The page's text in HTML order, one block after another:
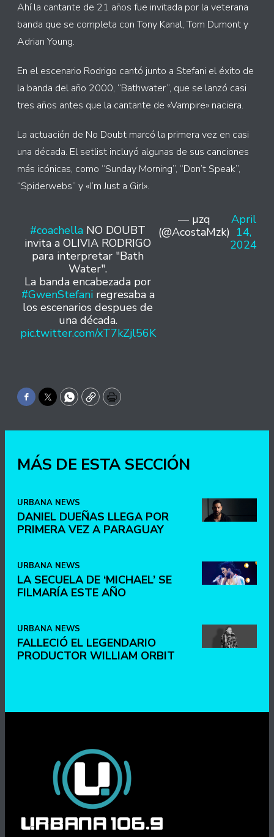
Ahí la cantante de 21 años fue invitada por la veterana
banda que se completa con Tony Kanal, Tom Dumont y
Adrian Young.
En el escenario Rodrigo cantó junto a Stefani el éxito de
la banda del año 2000, “Bathwater”, que se lanzó casi
tres años antes que la cantante de «Vampire» naciera.
La actuación de No Doubt marcó la primera vez en casi
una década. El setlist incluyó algunas de sus canciones
más icónicas, como “Sunday Morning”, “Don’t Speak”,
“Spiderwebs” y «I’m Just a Girl».
#coachella NO DOUBT
invita a OLIVIA RODRIGO
para interpretar "Bath
Water".
La banda encabezada por
#GwenStefaniregresaba a
los escenarios despues de
una década.
pic.twitter.com/xT7kZjl56K
— µzq
(@AcostaMzk)
April
14,
2024
Facebook
TwitterWhatsApp
CopyPrint
MÁS DE ESTA SECCIÓN
URBANA NEWS
DANIEL DUEÑAS LLEGA POR
PRIMERA VEZ A PARAGUAY
URBANA NEWS
LA SECUELA DE ‘MICHAEL’ SE
FILMARÍA ESTE AÑO
URBANA NEWS
FALLECIÓ EL LEGENDARIO
PRODUCTOR WILLIAM ORBIT